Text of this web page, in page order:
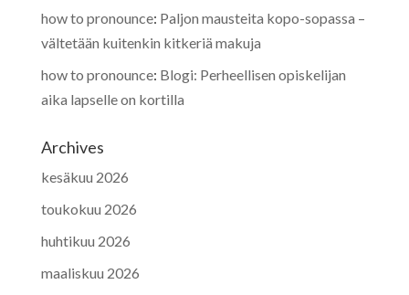
how to pronounce: Paljon mausteita kopo-sopassa –
vältetään kuitenkin kitkeriä makuja
how to pronounce: Blogi: Perheellisen opiskelijan
aika lapselle on kortilla
Archives
kesäkuu 2026
toukokuu 2026
huhtikuu 2026
maaliskuu 2026